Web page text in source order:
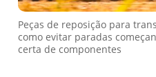
Peças de reposição para
como evitar paradas
certa de componentes